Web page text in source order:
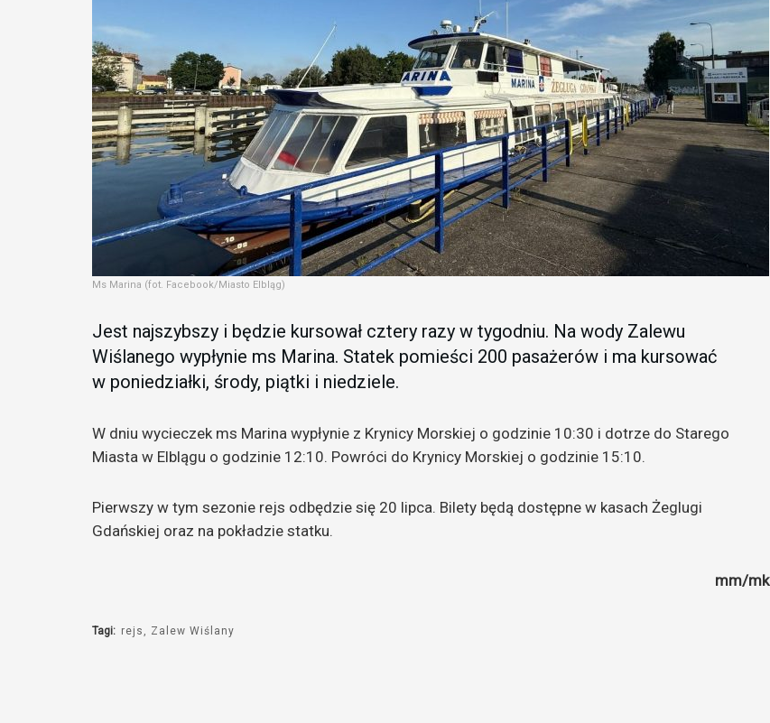
Ms Marina (fot. Facebook/Miasto Elbląg)
Jest najszybszy i będzie kursował cztery razy w tygodniu. Na wody Zalewu
Wiślanego wypłynie ms Marina. Statek pomieści 200 pasażerów i ma kursować
w poniedziałki, środy, piątki i niedziele.
W dniu wycieczek ms Marina wypłynie z Krynicy Morskiej o godzinie 10:30 i dotrze do Starego
Miasta w Elblągu o godzinie 12:10. Powróci do Krynicy Morskiej o godzinie 15:10.
Pierwszy w tym sezonie rejs odbędzie się 20 lipca. Bilety będą dostępne w kasach Żeglugi
Gdańskiej oraz na pokładzie statku.
mm/mk
Tagi: rejs Zalew Wiślany